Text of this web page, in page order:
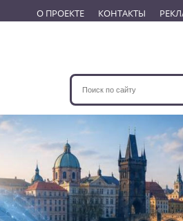
О ПРОЕКТЕ КОНТАКТЫ